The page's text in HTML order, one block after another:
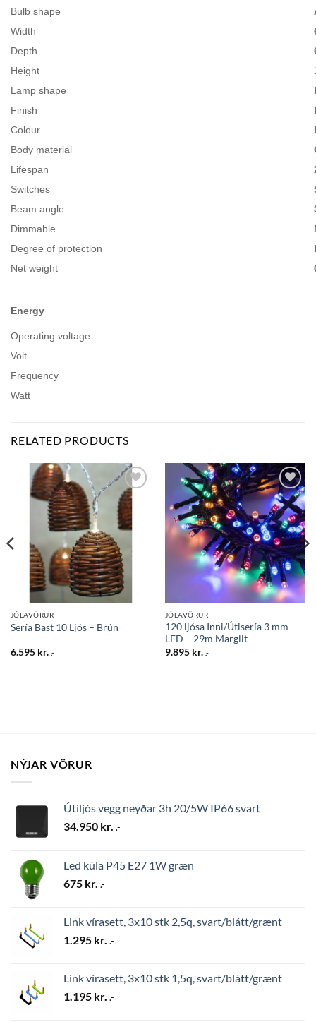
Bulb shape
Width
Depth
Height
Lamp shape
Finish
Colour
Body material
Lifespan
Switches
Beam angle
Dimmable
Degree of protection
Net weight
Energy
Operating voltage
Volt
Frequency
Watt
RELATED PRODUCTS
Bæta
við á
óskalista
JÓLAVÖRUR
Sería Bast 10 Ljós – Brún
6.595 kr. .-
Bæta
við á
óskalista
JÓLAVÖRUR
120 ljósa Inni/Útisería 3 mm
LED – 29m Marglit
9.895 kr. .-
NÝJAR VÖRUR
Útiljós vegg neyðar 3h 20/5W IP66 svart
34.950 kr. .-
Led kúla P45 E27 1W græn
675 kr. .-
Link vírasett, 3x10 stk 2,5q, svart/blátt/grænt
1.295 kr. .-
Link vírasett, 3x10 stk 1,5q, svart/blátt/grænt
1.195 kr. .-